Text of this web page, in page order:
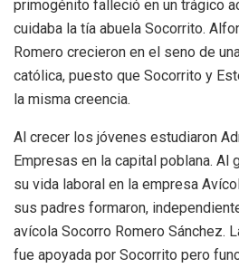
primogénito falleció en un trágico
cuidaba la tía abuela Socorrito.
Romero crecieron en el seno de
católica, puesto que Socorrito y
la misma creencia.
Al crecer los jóvenes estudiaron
Empresas en la capital poblana. Al
su vida laboral en la empresa
sus padres formaron,
avícola Socorro Romero Sánchez.
fue apoyada por Socorrito pero